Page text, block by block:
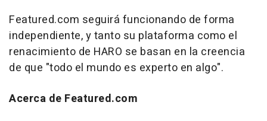
Featured.com seguirá funcionando de forma
independiente, y tanto su plataforma como el
renacimiento de HARO se basan en la creencia
de que "todo el mundo es experto en algo".
Acerca de Featured.com